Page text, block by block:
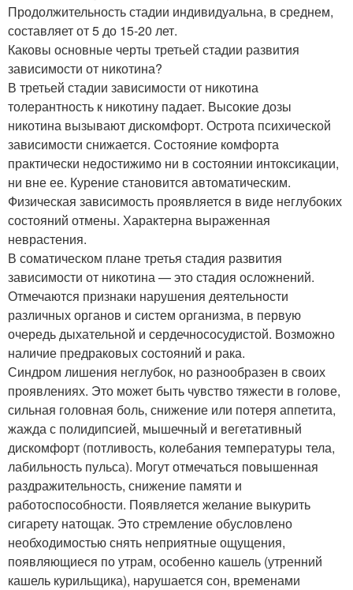
Продолжительность стадии индивидуальна, в среднем,
составляет от 5 до 15-20 лет.
Каковы основные черты третьей стадии развития
зависимости от никотина?
В третьей стадии зависимости от никотина
толерантность к никотину падает. Высокие дозы
никотина вызывают дискомфорт. Острота психической
зависимости снижается. Состояние комфорта
практически недостижимо ни в состоянии интоксикации,
ни вне ее. Курение становится автоматическим.
Физическая зависимость проявляется в виде неглубоких
состояний отмены. Характерна выраженная
неврастения.
В соматическом плане третья стадия развития
зависимости от никотина — это стадия осложнений.
Отмечаются признаки нарушения деятельности
различных органов и систем организма, в первую
очередь дыхательной и сердечнососудистой. Возможно
наличие предраковых состояний и рака.
Синдром лишения неглубок, но разнообразен в своих
проявлениях. Это может быть чувство тяжести в голове,
сильная головная боль, снижение или потеря аппетита,
жажда с полидипсией, мышечный и вегетативный
дискомфорт (потливость, колебания температуры тела,
лабильность пульса). Могут отмечаться повышенная
раздражительность, снижение памяти и
работоспособности. Появляется желание выкурить
сигарету натощак. Это стремление обусловлено
необходимостью снять неприятные ощущения,
появляющиеся по утрам, особенно кашель (утренний
кашель курильщика), нарушается сон, временами